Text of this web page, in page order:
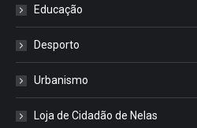
Educação
Desporto
Urbanismo
Loja de Cidadão de Nelas